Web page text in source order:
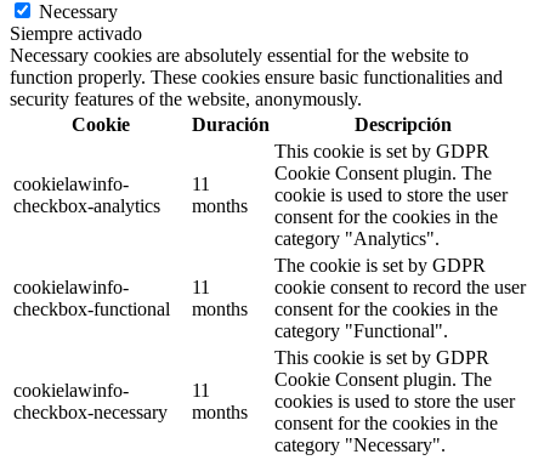
Necessary
Siempre activado
Necessary cookies are absolutely essential for the website to
function properly. These cookies ensure basic functionalities and
security features of the website, anonymously.
Cookie
Duración Descripción
cookielawinfo-
checkbox-analytics
11
months
This cookie is set by GDPR
Cookie Consent plugin. The
cookie is used to store the user
consent for the cookies in the
category "Analytics".
cookielawinfo-
checkbox-functional
11
months
The cookie is set by GDPR
cookie consent to record the user
consent for the cookies in the
category "Functional".
cookielawinfo-
checkbox-necessary
11
months
This cookie is set by GDPR
Cookie Consent plugin. The
cookies is used to store the user
consent for the cookies in the
category "Necessary".